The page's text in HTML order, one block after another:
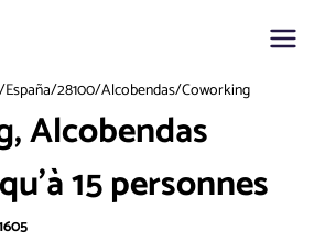
/España/28100/Alcobendas/Coworking
Alcobendas
15 personnes